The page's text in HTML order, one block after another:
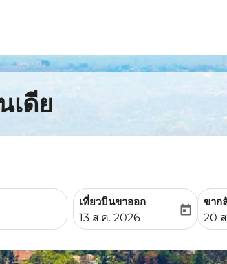
เดีย
เที่ยวบินขาออก
fc-booking-departure-
13 ส.ค. 2026
today
ขาก
fc-
20